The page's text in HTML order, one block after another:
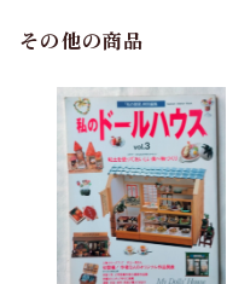
その他の商品